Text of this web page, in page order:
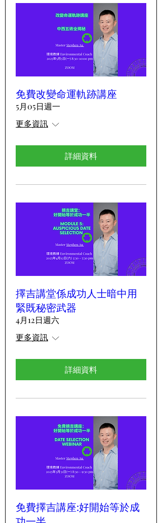
免費改變命運軌跡講座
5月05日週一
更多資訊
詳細資料
擇吉講堂係成功人士暗中用
緊既秘密武器
4月12日週六
更多資訊
詳細資料
免費擇吉講座:好開始等於成